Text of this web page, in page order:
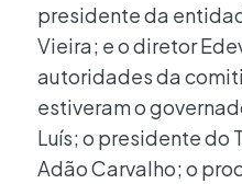
presidente da
Vieira; e o diretor
autoridades da
estiveram o
Luís; o presidente
Adão Carvalho; o